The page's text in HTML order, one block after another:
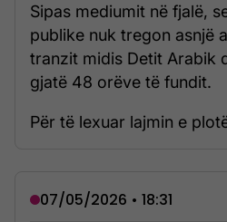
Sipas mediumit në fjalë,
publike nuk tregon asnjë
tranzit midis Detit Arabik
gjatë 48 orëve të fundit.
Për të lexuar lajmin e
07/05/2026 • 18:31